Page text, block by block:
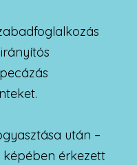
után –
érkezett